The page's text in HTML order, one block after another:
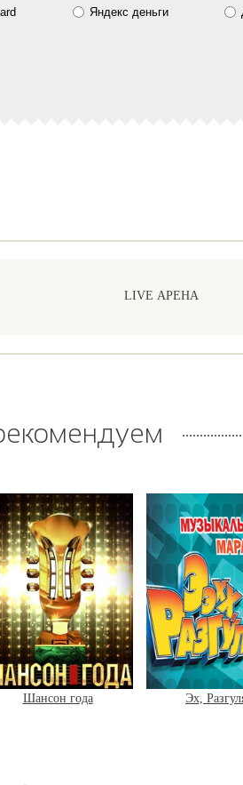
Яндекс деньги
LIVE АРЕНА
Шансон года Эх,